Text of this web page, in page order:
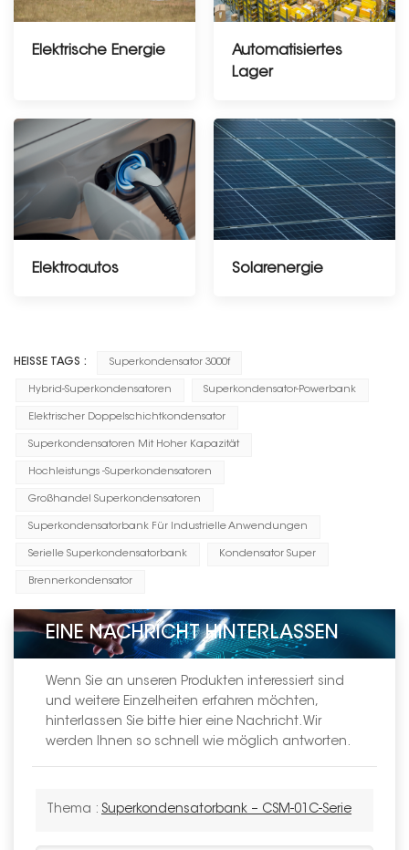
Elektrische Energie
Automatisiertes
Lager
Elektroautos Solarenergie
HEISSE TAGS : Superkondensator 3000f
Hybrid-Superkondensatoren Superkondensator-Powerbank
Elektrischer Doppelschichtkondensator
Superkondensatoren Mit Hoher Kapazität
Hochleistungs -Superkondensatoren
Großhandel Superkondensatoren
Superkondensatorbank Für Industrielle Anwendungen
Serielle Superkondensatorbank Kondensator Super
Brennerkondensator
EINE NACHRICHT HINTERLASSEN
Wenn Sie an unseren Produkten interessiert sind
und weitere Einzelheiten erfahren möchten,
hinterlassen Sie bitte hier eine Nachricht. Wir
werden Ihnen so schnell wie möglich antworten.
Thema : Superkondensatorbank – CSM-01C-Serie